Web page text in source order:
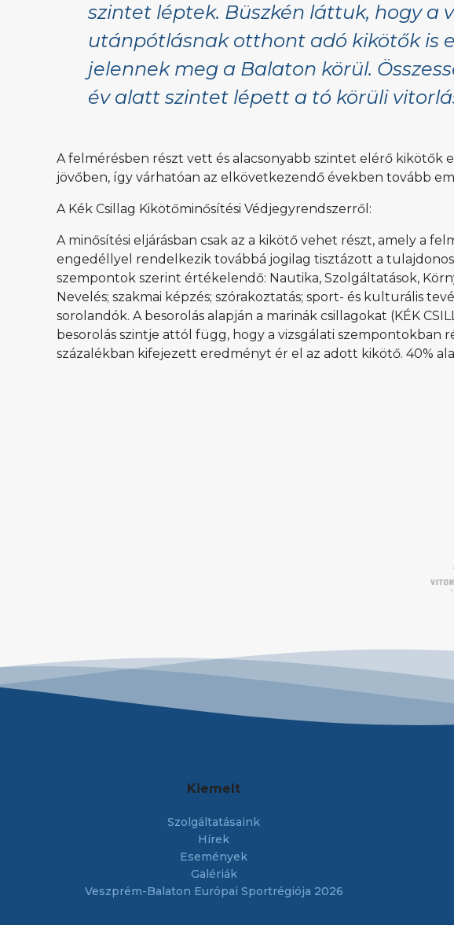
szintet léptek. Büszkén láttuk, hogy a
utánpótlásnak otthont adó kikötők is
jelennek meg a Balaton körül.
év alatt szintet lépett a tó körüli
A felmérésben részt vett és alacsonyabb szintet elérő
jövőben, így várhatóan az elkövetkezendő években tovább
A Kék Csillag Kikötőminősítési Védjegyrendszerről:
A minősítési eljárásban csak az a kikötő vehet részt, amely a
engedéllyel rendelkezik továbbá jogilag tisztázott a
szempontok szerint értékelendő: Nautika, Szolgáltatások,
Nevelés; szakmai képzés; szórakoztatás; sport- és kulturális
sorolandók. A besorolás alapján a marinák csillagokat (KÉK
besorolás szintje attól függ, hogy a vizsgálati
százalékban kifejezett eredményt ér el az adott kikötő. 40%
Kiemelt
Szolgáltatásaink
Hírek
Események
Galériák
Veszprém-Balaton Európai Sportrégiója 2026